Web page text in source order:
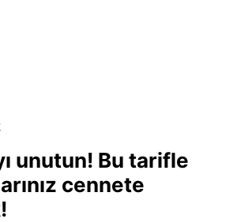
unutun! Bu tarifle
cennete